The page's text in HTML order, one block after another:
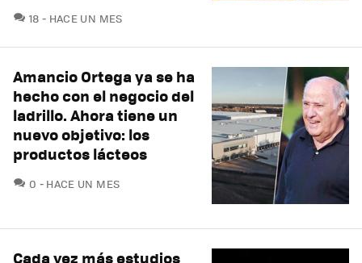
18 COMENTARIOS
HACE UN MES
Amancio Ortega ya se ha
hecho con el negocio del
ladrillo. Ahora tiene un
nuevo objetivo: los
productos lácteos
0 COMENTARIOS
HACE UN MES
Cada vez más estudios